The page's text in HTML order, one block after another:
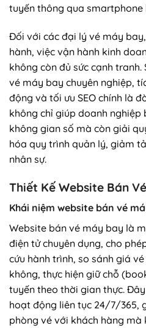
tuyến thông qua smartphone
Đối với các đại lý vé máy
hành, việc vận hành kinh
không còn đủ sức cạnh
vé máy bay chuyên nghiệp,
động và tối ưu SEO chính là
không chỉ giúp doanh
không gian số mà còn giải
hóa quy trình quản lý, giảm
nhân sự.
Thiết Kế Website Bán
Khái niệm website bán vé
Website bán vé máy bay là
điện tử chuyên dụng, cho
cứu hành trình, so sánh giá
không, thực hiện giữ chỗ
tuyến theo thời gian thực.
hoạt động liên tục 24/7/365,
phòng vé với khách hàng